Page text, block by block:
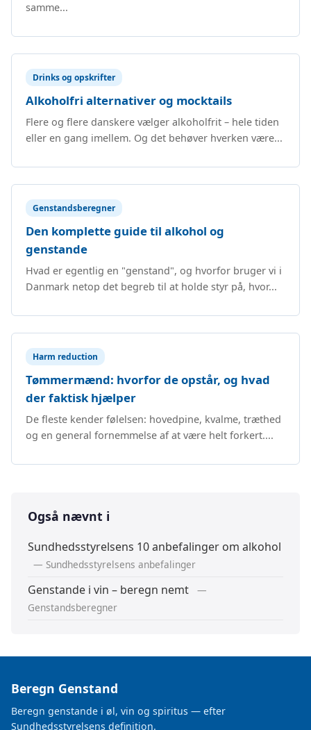
samme...
Drinks og opskrifter
Alkoholfri alternativer og mocktails
Flere og flere danskere vælger alkoholfrit – hele tiden
eller en gang imellem. Og det behøver hverken være...
Genstandsberegner
Den komplette guide til alkohol og
genstande
Hvad er egentlig en "genstand", og hvorfor bruger vi i
Danmark netop det begreb til at holde styr på, hvor...
Harm reduction
Tømmermænd: hvorfor de opstår, og hvad
der faktisk hjælper
De fleste kender følelsen: hovedpine, kvalme, træthed
og en general fornemmelse af at være helt forkert....
Også nævnt i
Sundhedsstyrelsens 10 anbefalinger om alkohol
— Sundhedsstyrelsens anbefalinger
Genstande i vin – beregn nemt
—
Genstandsberegner
Beregn Genstand
Beregn genstande i øl, vin og spiritus — efter
Sundhedsstyrelsens definition.